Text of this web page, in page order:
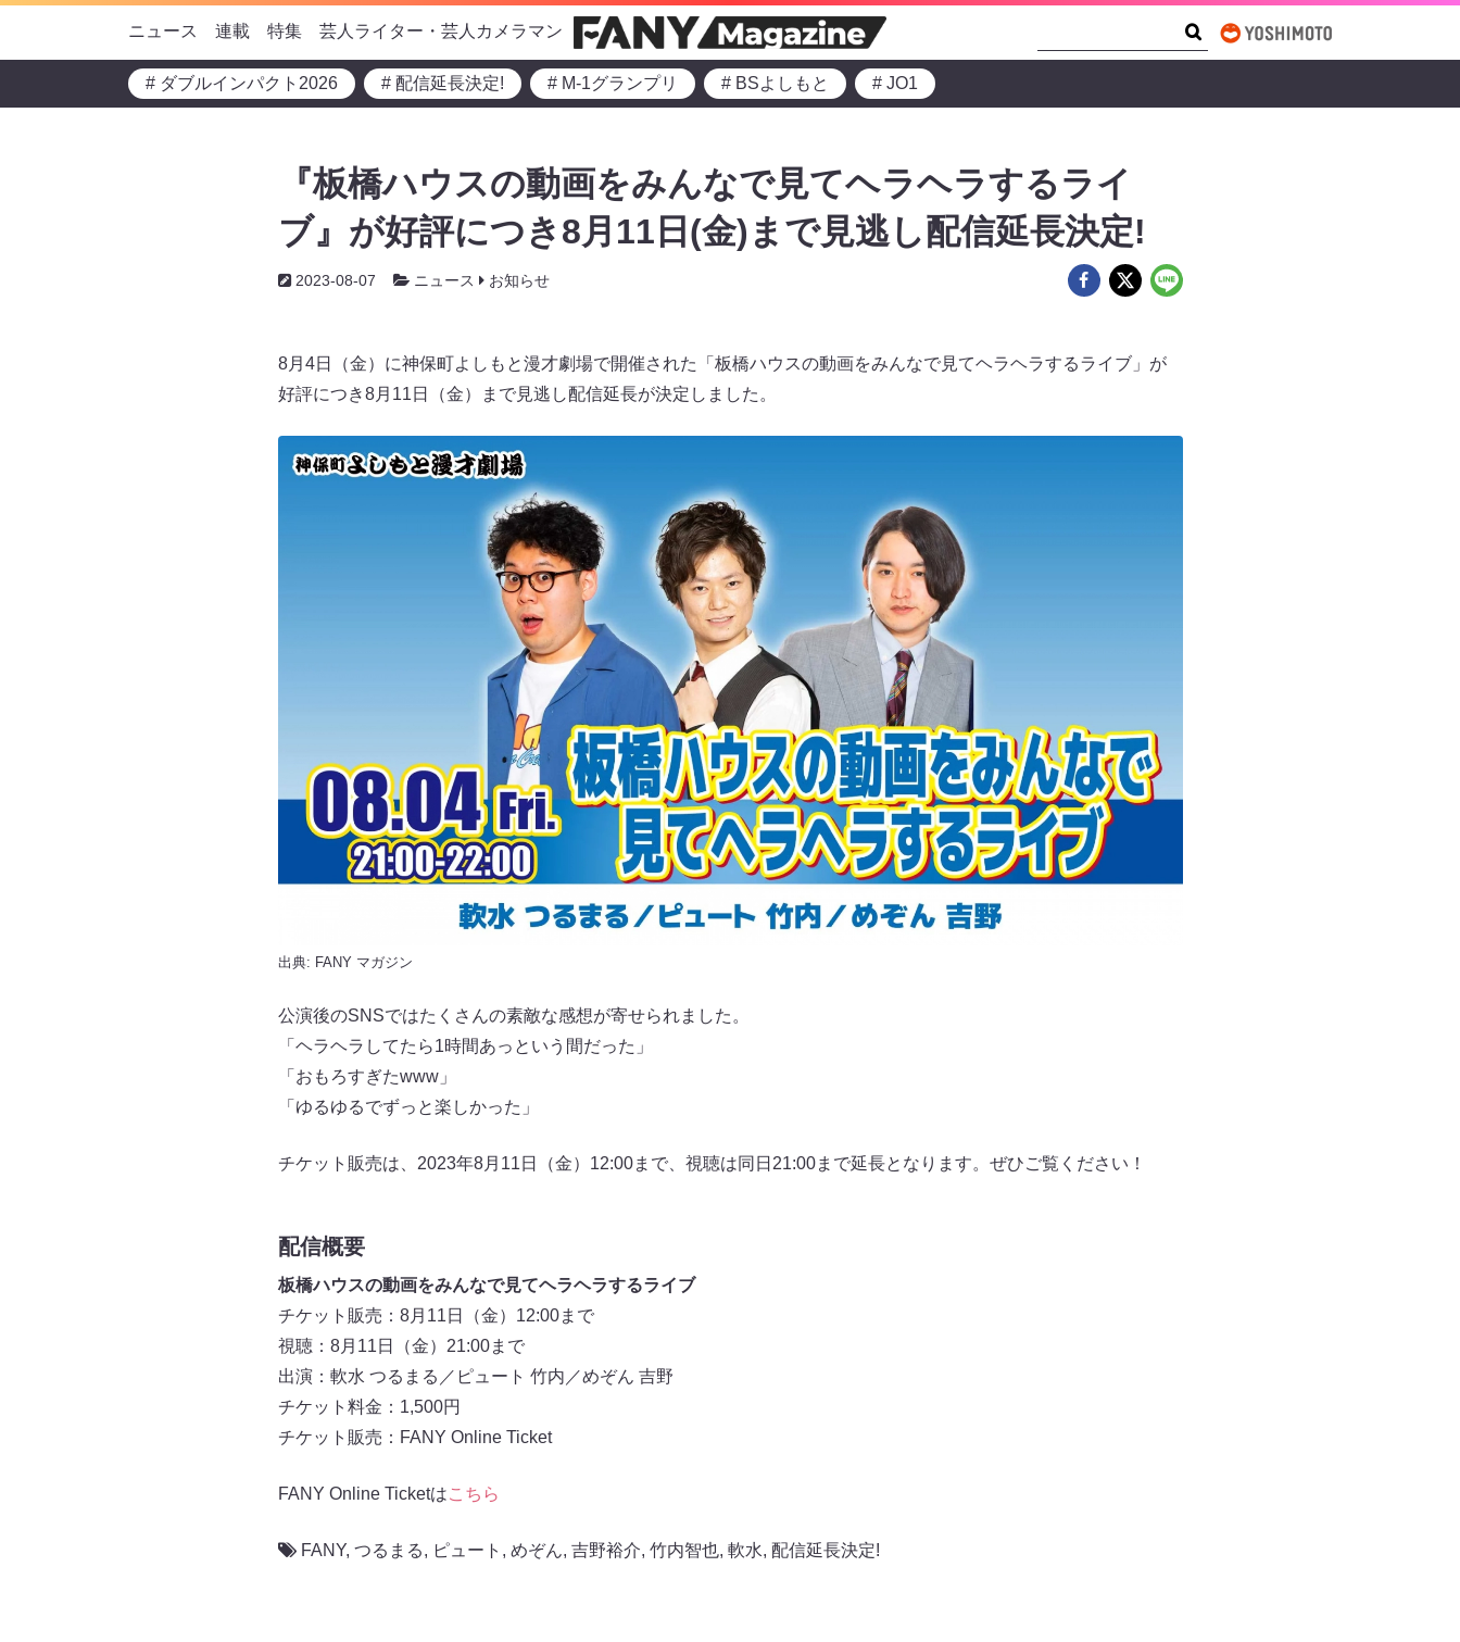
ニュース 連載 特集 芸人ライター・芸人カメラマン
# ダブルインパクト2026 # 配信延長決定! # M-1グランプリ # BSよしもと # JO1
『板橋ハウスの動画をみんなで見てヘラヘラするライ
ブ』が好評につき8月11日(金)まで見逃し配信延長決定!
2023-08-07 ニュース お知らせ
8月4日（金）に神保町よしもと漫才劇場で開催された「板橋ハウスの動画をみんなで見てヘラヘラするライブ」が
好評につき8月11日（金）まで見逃し配信延長が決定しました。
出典: FANY マガジン
公演後のSNSではたくさんの素敵な感想が寄せられました。
「ヘラヘラしてたら1時間あっという間だった」
「おもろすぎたwww」
「ゆるゆるでずっと楽しかった」
チケット販売は、2023年8月11日（金）12:00まで、視聴は同日21:00まで延長となります。ぜひご覧ください！
配信概要
板橋ハウスの動画をみんなで見てヘラヘラするライブ
チケット販売：8月11日（金）12:00まで
視聴：8月11日（金）21:00まで
出演：軟水 つるまる／ピュート 竹内／めぞん 吉野
チケット料金：1,500円
チケット販売：FANY Online Ticket
FANY Online Ticketはこちら
FANY, つるまる, ピュート , めぞん, 吉野裕介, 竹内智也, 軟水, 配信延長決定!